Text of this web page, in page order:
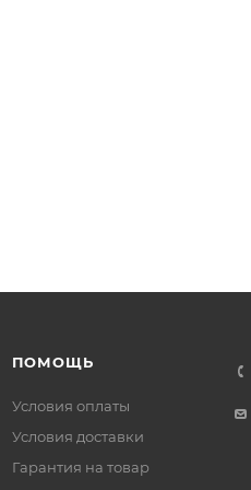
ПОМОЩЬ
Условия оплаты
Условия доставки
Гарантия на товар